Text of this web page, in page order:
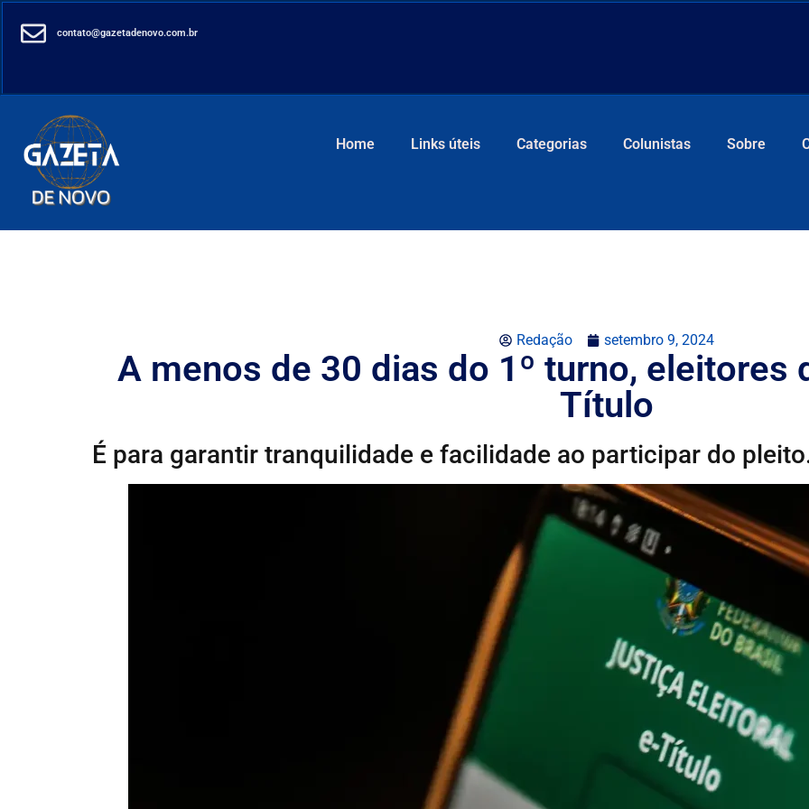
contato@gazetadenovo.com.br
Home Links úteis Categorias Colunistas Sobre
Redação setembro 9, 2024
A menos de 30 dias do 1º turno, eleitores
Título
É para garantir tranquilidade e facilidade ao participar do